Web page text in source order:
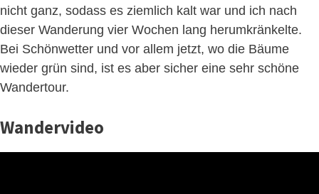
nicht ganz, sodass es ziemlich kalt war und ich nach
dieser Wanderung vier Wochen lang herumkränkelte.
Bei Schönwetter und vor allem jetzt, wo die Bäume
wieder grün sind, ist es aber sicher eine sehr schöne
Wandertour.
Wandervideo